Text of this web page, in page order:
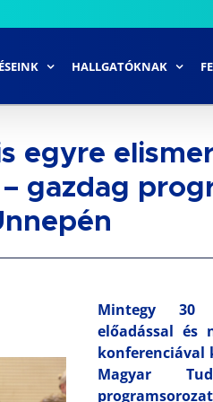
HALLGATÓKNAK
egyre
gazdag
Mintegy 30
előadással és
konferenciával
Magyar